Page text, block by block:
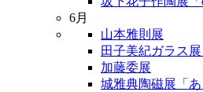
6月
山本雅則展
田子美紀ガラス展
加藤委展
城雅典陶磁展「あ